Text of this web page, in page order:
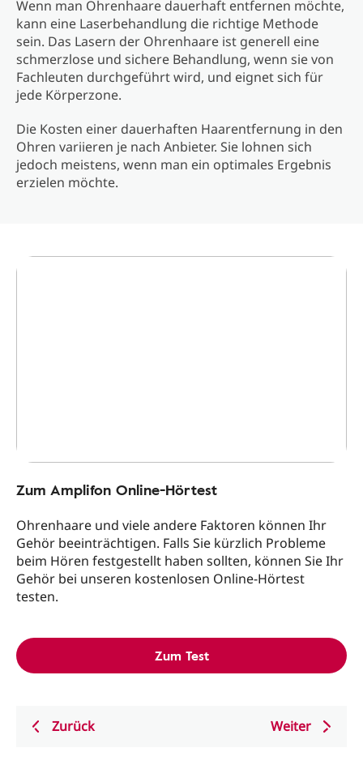
Wenn man Ohrenhaare dauerhaft entfernen möchte,
kann eine Laserbehandlung die richtige Methode
sein. Das Lasern der Ohrenhaare ist generell eine
schmerzlose und sichere Behandlung, wenn sie von
Fachleuten durchgeführt wird, und eignet sich für
jede Körperzone.
Die Kosten einer dauerhaften Haarentfernung in den
Ohren variieren je nach Anbieter. Sie lohnen sich
jedoch meistens, wenn man ein optimales Ergebnis
erzielen möchte.
Zum Amplifon Online-Hörtest
Ohrenhaare und viele andere Faktoren können Ihr
Gehör beeinträchtigen. Falls Sie kürzlich Probleme
beim Hören festgestellt haben sollten, können Sie Ihr
Gehör bei unseren kostenlosen Online-Hörtest
testen.
Zum Test
Zurück Weiter